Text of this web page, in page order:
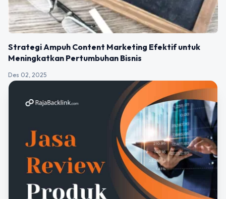
Strategi Ampuh Content Marketing Efektif untuk
Meningkatkan Pertumbuhan Bisnis
Des 02, 2025